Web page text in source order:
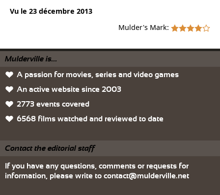
Vu le 23 décembre 2013
Mulder's Mark:
Mulderville is...
A passion for movies, series and video games
An active website since 2003
2773 events covered
6568 films watched and reviewed to date
Contact the editorial staff
If you have any questions, comments or requests for
information, please write to contact@mulderville.net